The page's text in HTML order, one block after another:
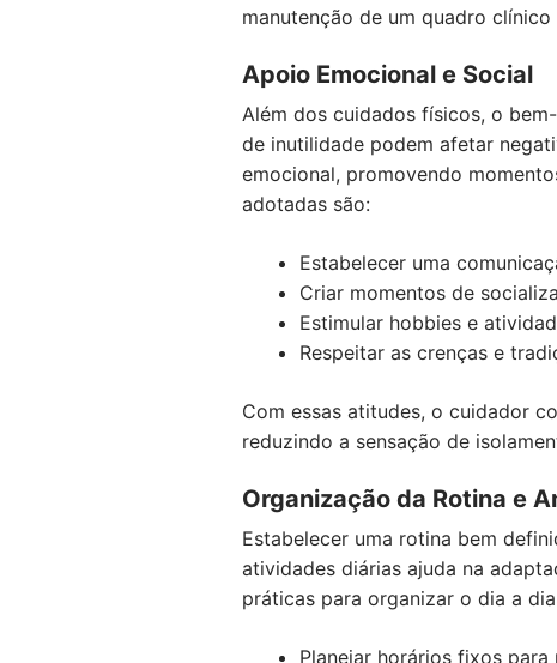
manutenção de um quadro clínico
Apoio Emocional e Social
Além dos cuidados físicos, o
de inutilidade podem afetar
emocional, promovendo
adotadas são:
Estabelecer uma
Criar momentos de
Estimular hobbies e
Respeitar as crenças e
Com essas atitudes, o cuidador
reduzindo a sensação de
Organização da Rotina e
Estabelecer uma rotina bem
atividades diárias ajuda na
práticas para organizar o dia a
Planejar horários fixos